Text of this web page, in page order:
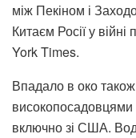
між Пекіном і
Китаєм Росії у війні
York Times.
Впадало в око
високопосадовцями
включно зі США.